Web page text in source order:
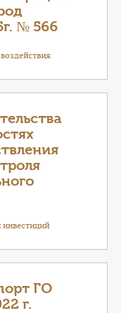
№ 566
ГО
г.